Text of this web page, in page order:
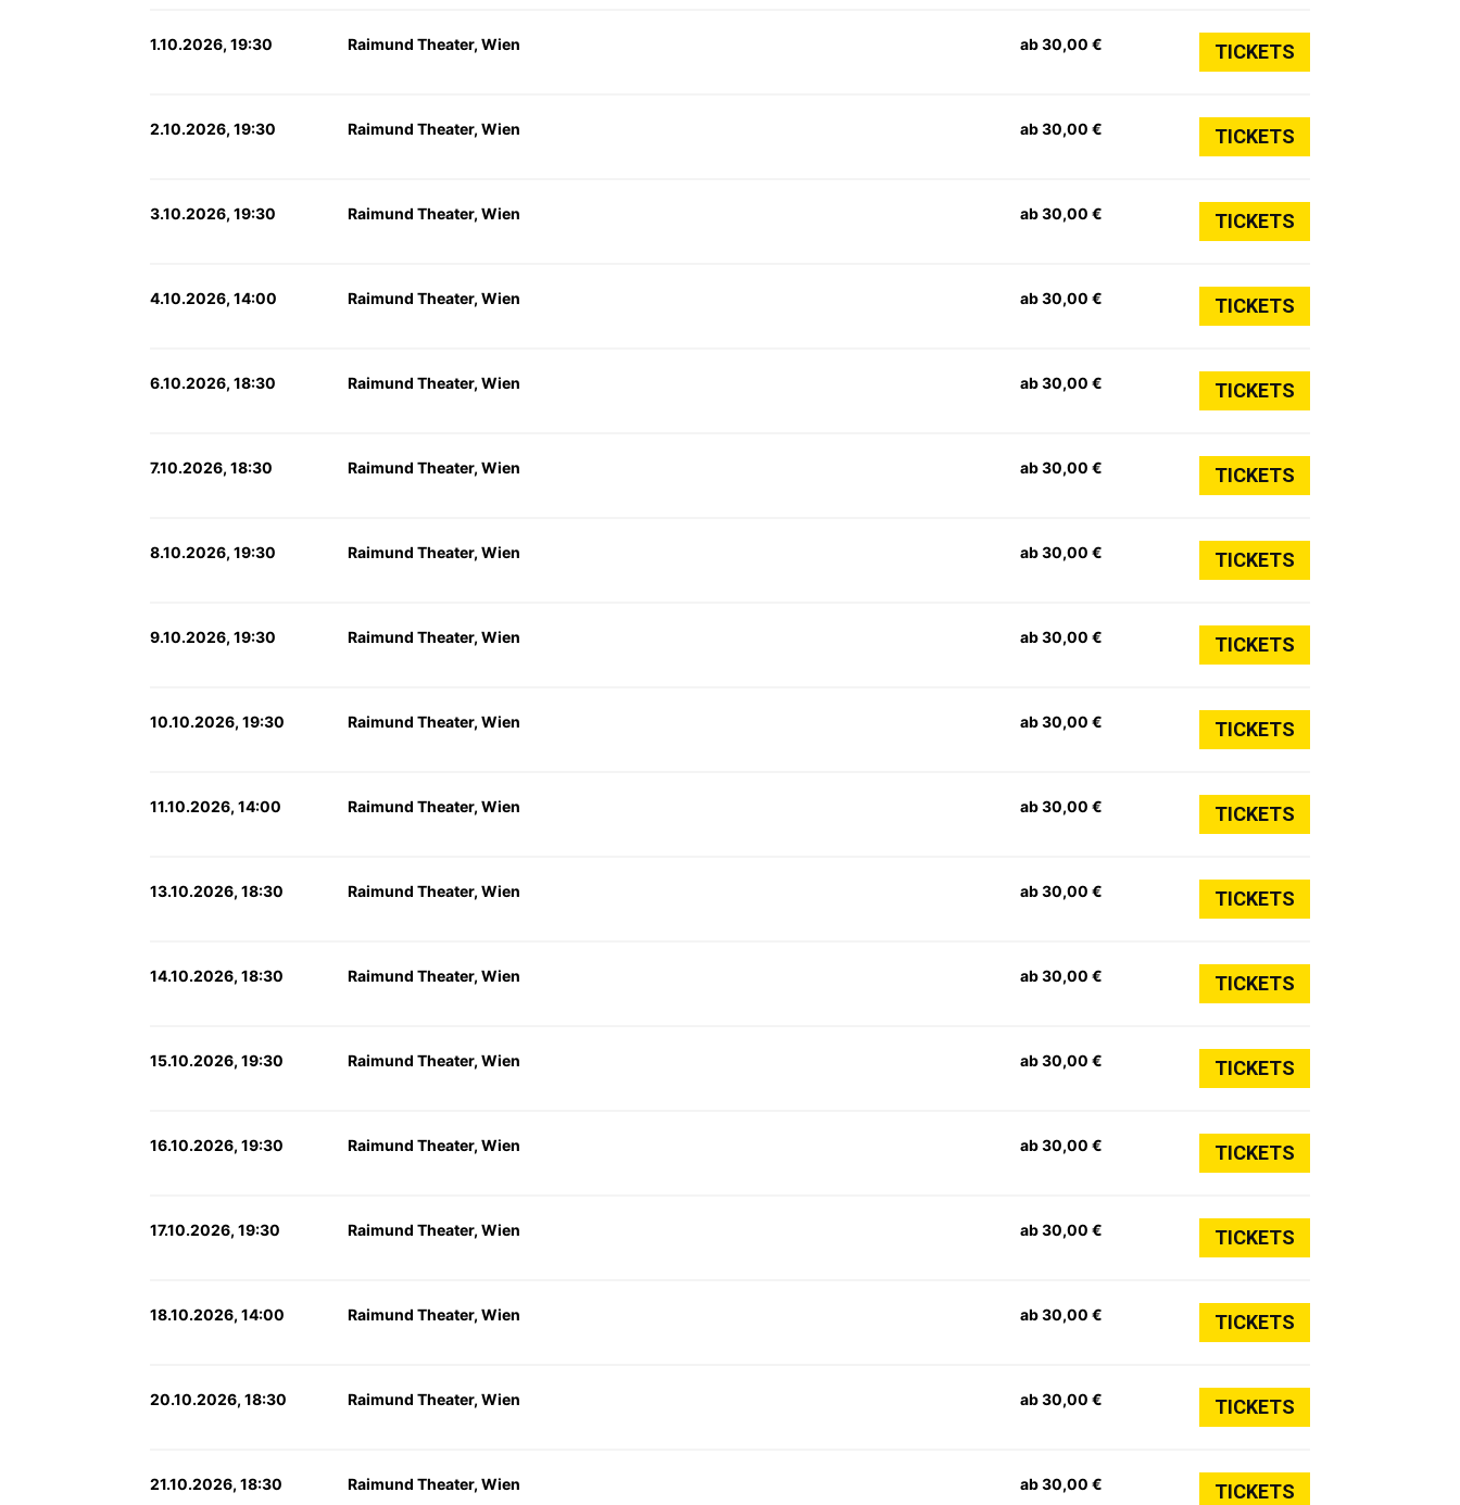
1.10.2026, 19:30 Raimund Theater, Wien ab 30,00 € TICKETS
2.10.2026, 19:30 Raimund Theater, Wien ab 30,00 € TICKETS
3.10.2026, 19:30 Raimund Theater, Wien ab 30,00 € TICKETS
4.10.2026, 14:00 Raimund Theater, Wien ab 30,00 € TICKETS
6.10.2026, 18:30 Raimund Theater, Wien ab 30,00 € TICKETS
7.10.2026, 18:30 Raimund Theater, Wien ab 30,00 € TICKETS
8.10.2026, 19:30 Raimund Theater, Wien ab 30,00 € TICKETS
9.10.2026, 19:30 Raimund Theater, Wien ab 30,00 € TICKETS
10.10.2026, 19:30 Raimund Theater, Wien ab 30,00 € TICKETS
11.10.2026, 14:00 Raimund Theater, Wien ab 30,00 € TICKETS
13.10.2026, 18:30 Raimund Theater, Wien ab 30,00 € TICKETS
14.10.2026, 18:30 Raimund Theater, Wien ab 30,00 € TICKETS
15.10.2026, 19:30 Raimund Theater, Wien ab 30,00 € TICKETS
16.10.2026, 19:30 Raimund Theater, Wien ab 30,00 € TICKETS
17.10.2026, 19:30 Raimund Theater, Wien ab 30,00 € TICKETS
18.10.2026, 14:00 Raimund Theater, Wien ab 30,00 € TICKETS
20.10.2026, 18:30 Raimund Theater, Wien ab 30,00 € TICKETS
21.10.2026, 18:30 Raimund Theater, Wien ab 30,00 € TICKETS